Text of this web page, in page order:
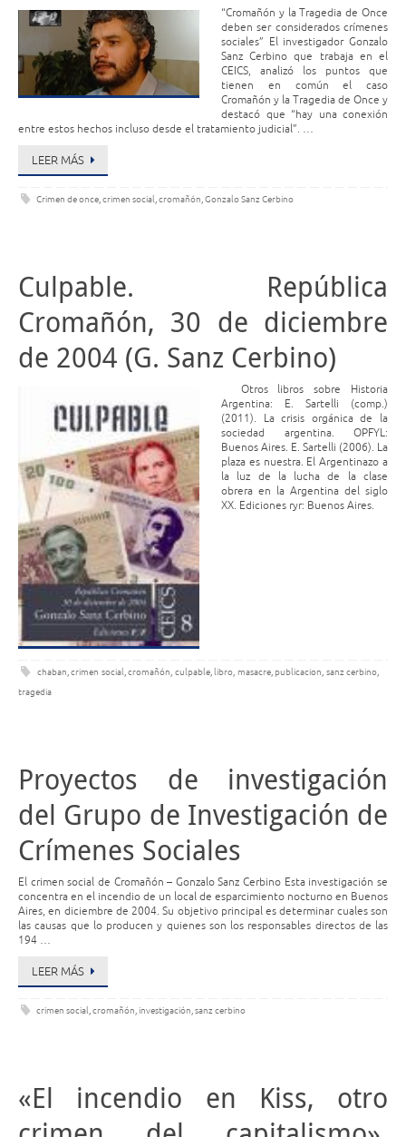
“Cromañón y la Tragedia de Once
deben ser considerados crímenes
sociales” El investigador Gonzalo
Sanz Cerbino que trabaja en el
CEICS, analizó los puntos que
tienen en común el caso
Cromañón y la Tragedia de Once y
destacó que “hay una conexión
entre estos hechos incluso desde el tratamiento judicial”. …
LEER MÁS
Crimen de once,crimen social,cromañón,Gonzalo Sanz Cerbino
Culpable. República
Cromañón, 30 de diciembre
de 2004 (G. Sanz Cerbino)
Otros libros sobre Historia
Argentina: E. Sartelli (comp.)
(2011). La crisis orgánica de la
sociedad argentina. OPFYL:
Buenos Aires. E. Sartelli (2006). La
plaza es nuestra. El Argentinazo a
la luz de la lucha de la clase
obrera en la Argentina del siglo
XX. Ediciones ryr: Buenos Aires.
chaban,crimen social,cromañón, culpable,libro, masacre, publicacion, sanz cerbino,
tragedia
Proyectos de investigación
del Grupo de Investigación de
Crímenes Sociales
El crimen social de Cromañón – Gonzalo Sanz Cerbino Esta investigación se
concentra en el incendio de un local de esparcimiento nocturno en Buenos
Aires, en diciembre de 2004. Su objetivo principal es determinar cuales son
las causas que lo producen y quienes son los responsables directos de las
194 …
LEER MÁS
crimen social,cromañón,investigación,sanz cerbino
«El incendio en Kiss, otro